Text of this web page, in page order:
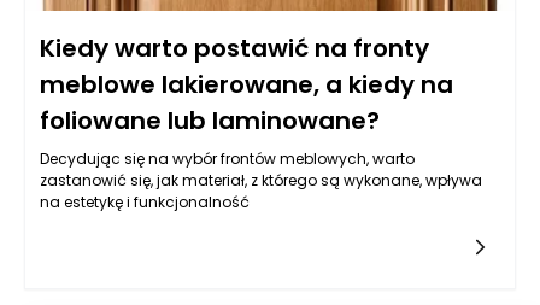
Kiedy warto postawić na fronty
meblowe lakierowane, a kiedy na
foliowane lub laminowane?
Decydując się na wybór frontów meblowych, warto
zastanowić się, jak materiał, z którego są wykonane, wpływa
na estetykę i funkcjonalność